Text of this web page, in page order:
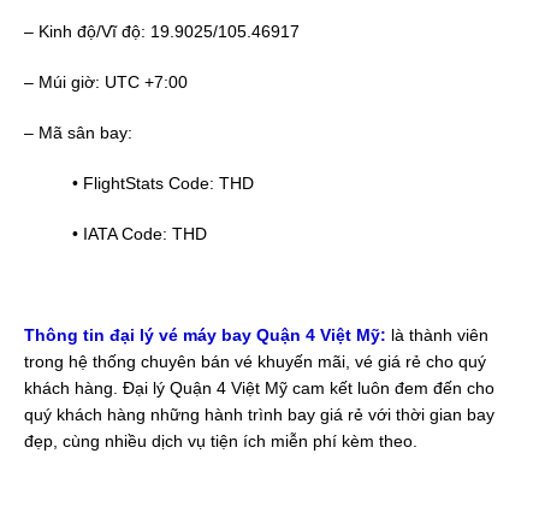
– Kinh độ/Vĩ độ: 19.9025/105.46917
– Múi giờ: UTC +7:00
– Mã sân bay:
• FlightStats Code: THD
• IATA Code: THD
Thông tin đại lý vé máy bay Quận 4 Việt Mỹ: là thành viên
trong hệ thống chuyên bán vé khuyến mãi, vé giá rẻ cho quý
khách hàng. Đại lý Quận 4 Việt Mỹ cam kết luôn đem đến cho
quý khách hàng những hành trình bay giá rẻ với thời gian bay
đẹp, cùng nhiều dịch vụ tiện ích miễn phí kèm theo.